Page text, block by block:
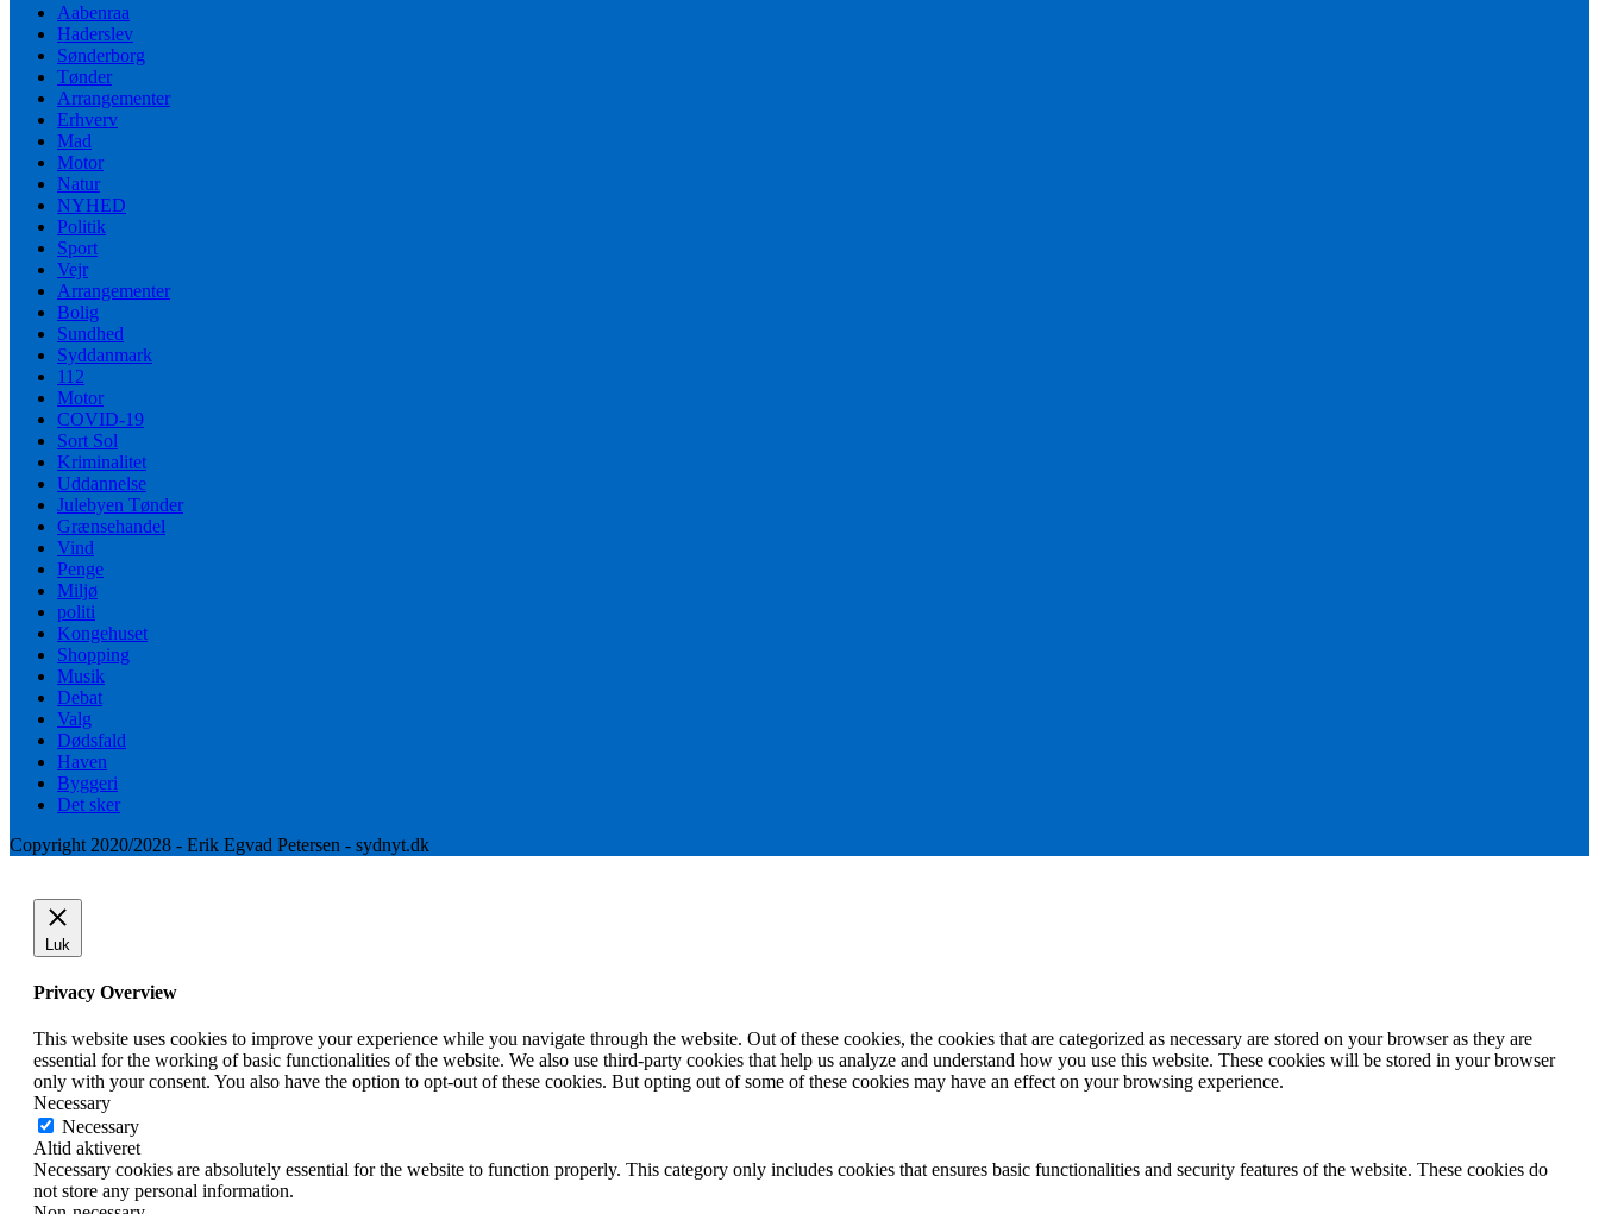
Aabenraa
Haderslev
Sønderborg
Tønder
Arrangementer
Erhverv
Mad
Motor
Natur
NYHED
Politik
Sport
Vejr
Arrangementer
Bolig
Sundhed
Syddanmark
112
Motor
COVID-19
Sort Sol
Kriminalitet
Uddannelse
Julebyen Tønder
Grænsehandel
Vind
Penge
Miljø
politi
Kongehuset
Shopping
Musik
Debat
Valg
Dødsfald
Haven
Byggeri
Det sker
Copyright 2020/2028 - Erik Egvad Petersen - sydnyt.dk
Luk
Privacy Overview
This website uses cookies to improve your experience while you navigate through the website. Out of these cookies, the cookies that are categorized as necessary are stored on your browser as they are
essential for the working of basic functionalities of the website. We also use third-party cookies that help us analyze and understand how you use this website. These cookies will be stored in your browser
only with your consent. You also have the option to opt-out of these cookies. But opting out of some of these cookies may have an effect on your browsing experience.
Necessary
Necessary
Altid aktiveret
Necessary cookies are absolutely essential for the website to function properly. This category only includes cookies that ensures basic functionalities and security features of the website. These cookies do
not store any personal information.